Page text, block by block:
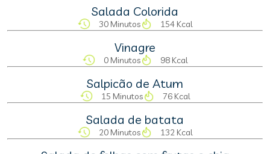
Salada Colorida
30 Minutos 154 Kcal
Vinagre
0 Minutos 98 Kcal
Salpicão de Atum
15 Minutos 76 Kcal
Salada de batata
20 Minutos 132 Kcal